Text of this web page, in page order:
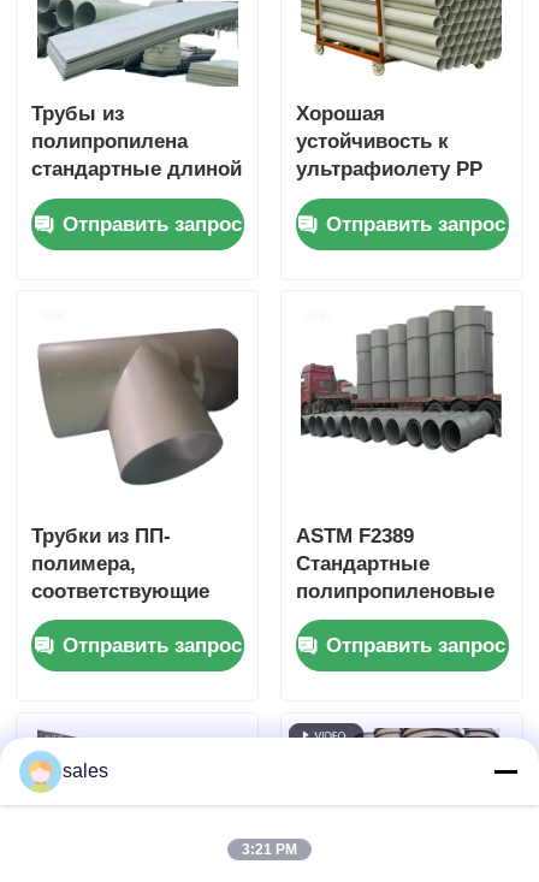
Трубы из
полипропилена
стандартные длиной
6 метров, толщиной
стенки от 3 до 5,5
мм, подходящие
сантехники
Отправить запрос
Хорошая
устойчивость к
ультрафиолету PP
трубы 6 метров
стандартной длины
высокая
химическая
устойчивость
долговечная и для
промышленных
применений
Отправить запрос
Трубки из ПП-
полимера,
соответствующие
стандарту ASTM
F2389, из
полипропилена,
промышленных
систем подачи
жидкостей и работы
с химикатами
Отправить запрос
ASTM F2389
Стандартные
полипропиленовые
пластиковые трубы
длиной 6 метров,
предназначенные
установки и
Отправить запрос
sales
3:21 PM